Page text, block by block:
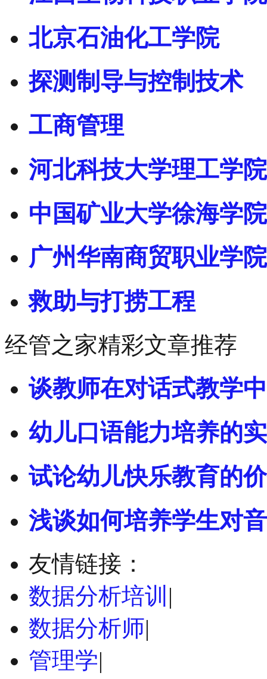
北京石油化工学院
探测制导与控制技术
工商管理
河北科技大学理工学院
中国矿业大学徐海学院
广州华南商贸职业学院
救助与打捞工程
经管之家精彩文章推荐
谈教师在对话式教学
幼儿口语能力培养的
试论幼儿快乐教育的
浅谈如何培养学生对
友情链接：
数据分析培训 |
数据分析师|
管理学|